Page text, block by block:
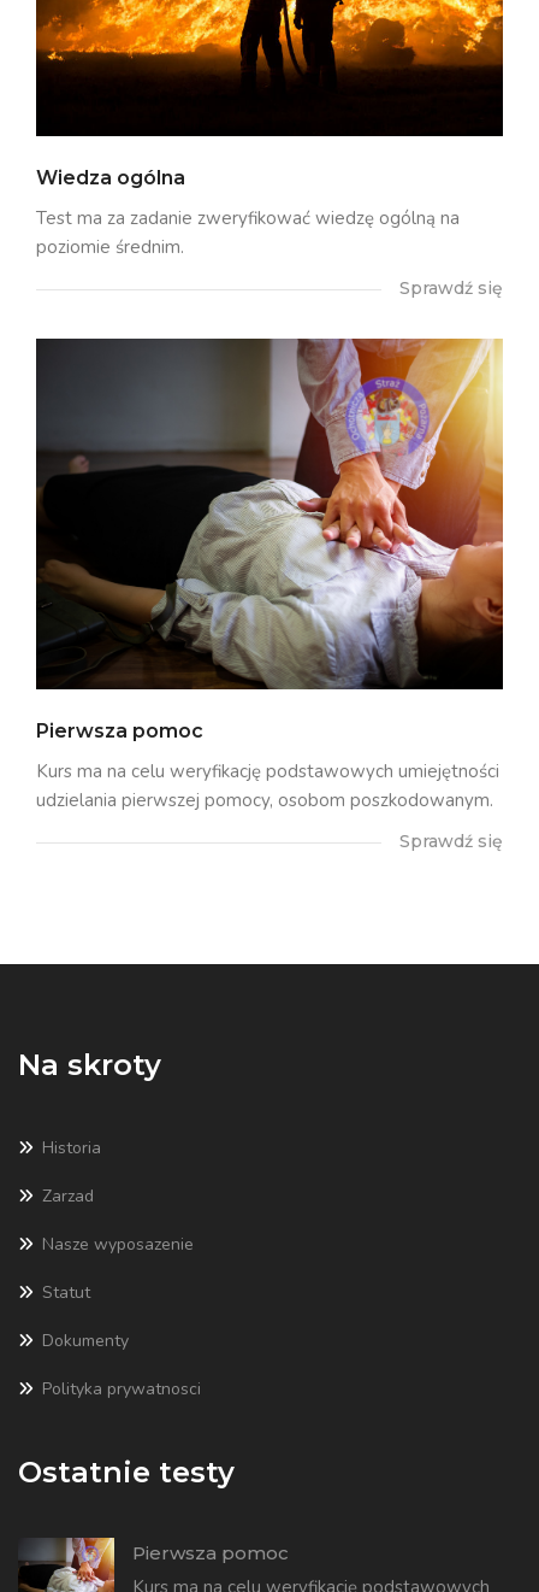
Wiedza ogólna
Test ma za zadanie zweryfikować wiedzę ogólną na
poziomie średnim.
Sprawdź się
Pierwsza pomoc
Kurs ma na celu weryfikację podstawowych umiejętności
udzielania pierwszej pomocy, osobom poszkodowanym.
Sprawdź się
Na skroty
Historia
Zarzad
Nasze wyposazenie
Statut
Dokumenty
Polityka prywatnosci
Ostatnie testy
Pierwsza pomoc
Kurs ma na celu weryfikację podstawowych